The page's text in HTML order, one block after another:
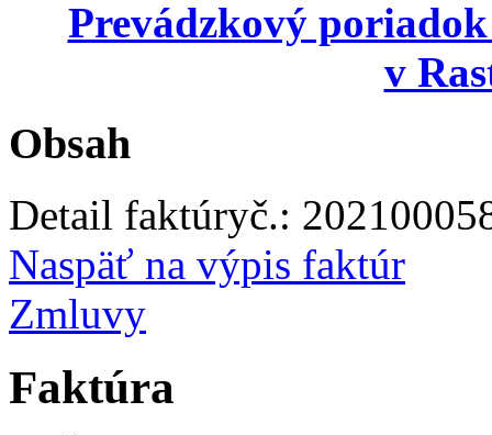
Prevádzkový
v
Obsah
Detail faktúryč.:
Naspäť na výpis faktúr
Zmluvy
Faktúra